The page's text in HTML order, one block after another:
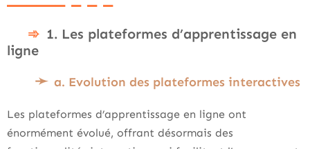
1. Les plateformes d’apprentissage en
ligne
a. Evolution des plateformes interactives
Les plateformes d’apprentissage en ligne ont
énormément évolué, offrant désormais des